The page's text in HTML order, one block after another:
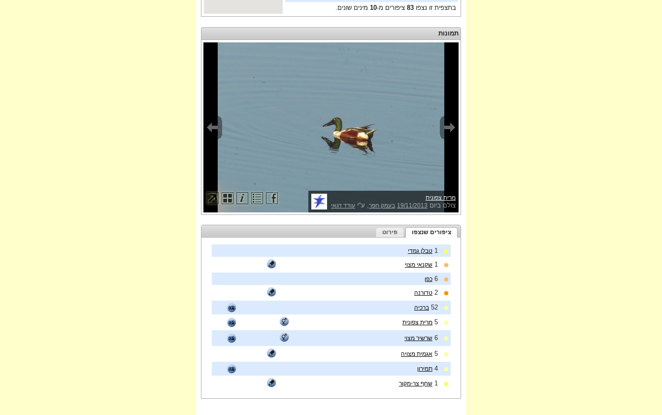
בתצפית זו נצפו 83 ציפורים מ-10 מינים שונים.
תמונות
מרית צפונית
צולם ביום 19/11/2013 בעמק חפר, ע"י עודד דגאי
ציפורים שנצפו פירוט
1 טבלן גמדי
1 שקנאי מצוי
6 כפן
2 טדורנה
52 ברכיה
5 מרית צפונית
6 שרשיר מצוי
5 אגמית מצויה
4 תמירון
1 שחף צר-מקור